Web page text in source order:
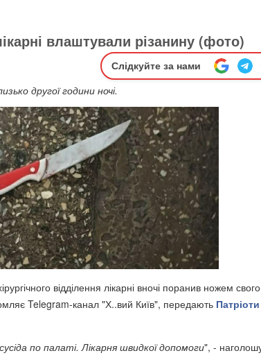
влаштували різанину (фото)
Слідкуйте за нами
другої години ночі.
відділення лікарні вночі поранив ножем свого
Telegram-канал "Х..вий Київ", передають Патріоти
по палаті. Лікарня швидкої допомоги", -